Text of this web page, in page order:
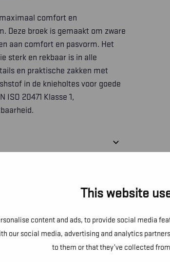
This website
content and ads, to provide social media
our social media, advertising and analytics
to them or that they’ve collected
comfort en
Deze broek is gemaakt om zware
aan comfort en pasvorm. Het
sterk en rekbaar is in alle
en praktische zakken met
in de knieholtes voor goede
20471 Klasse 1,